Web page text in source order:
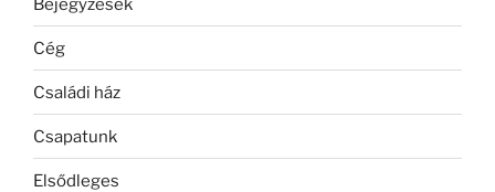
Bejegyzések
Cég
Családi ház
Csapatunk
Elsődleges